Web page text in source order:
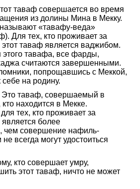
таваф совершается во время
из долины Мина в Мекку.
«тавафу-веда»
Для тех, кто проживает за
таваф является ваджибом.
тавафа, все фарды,
считаются завершенными.
попрощавшись с Меккой,
на родину.
Это таваф, совершаемый в
находится в Мекке.
тех, кто проживает за
более
чем совершение нафиль-
всегда могут удостоиться
кто совершает умру,
этот таваф, ничто не может